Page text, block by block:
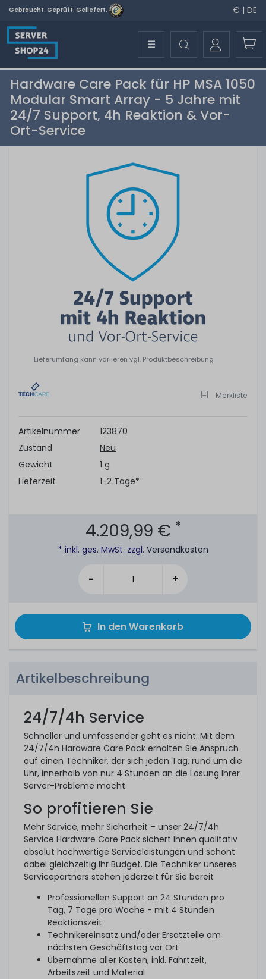
Gebraucht. Geprüft. Geliefert. € | DE
☰
Hardware Care Pack für HP MSA 1050
Modular Smart Array - 5 Jahre mit
24/7 Support, 4h Reaktion & Vor-
Ort-Service
Lieferumfang kann variieren vgl. Produktbeschreibung
Merkliste
Artikelnummer
123870
Zustand
Neu
Gewicht
1 g
Lieferzeit
1-2 Tage*
4.209,99 € *
* inkl. ges. MwSt. zzgl. Versandkosten
- +
In den Warenkorb
Artikelbeschreibung
24/7/4h Service
Schneller und umfassender geht es nicht: Mit dem
24/7/4h Hardware Care Pack erhalten Sie Anspruch
auf einen Techniker, der sich jeden Tag, rund um die
Uhr, innerhalb von nur 4 Stunden an die Lösung Ihrer
Server-Probleme macht.
So profitieren Sie
Mehr Service, mehr Sicherheit – unser 24/7/4h
Service Hardware Care Pack sichert Ihnen qualitativ
absolut hochwertige Serviceleistungen und schont
dabei gleichzeitig Ihr Budget. Die Techniker unseres
Servicepartners stehen jederzeit für Sie bereit
Professionellen Support an 24 Stunden pro
Tag, 7 Tage pro Woche - mit 4 Stunden
Reaktionszeit
Technikereinsatz und/oder Ersatzteile am
nächsten Geschäftstag vor Ort
Übernahme aller Kosten, inkl. Fahrtzeit,
Arbeitszeit und Material